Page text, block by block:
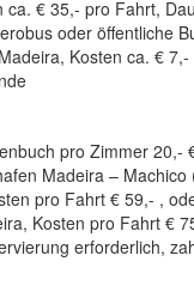
ca. € 35,- pro Fahrt,
oder öffentliche
Kosten ca. €
pro Zimmer 20,-
Madeira – Machico
pro Fahrt € 59,- ,
Kosten pro Fahrt €
erforderlich,